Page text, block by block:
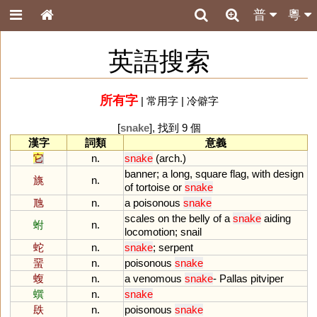
粵
普
英語搜索
所有字| 常用字| 冷僻字
[snake], 找到 9 個
漢字
詞類
意義
它
n. snake (arch.)
旐
n.
banner; a long, square flag, with design
of tortoise or snake
虺
n. a poisonous snake
蚹
n.
scales on the belly of a snake aiding
locomotion; snail
蛇
n. snake; serpent
蝁
n. poisonous snake
蝮
n. a venomous snake- Pallas pitviper
蟤
n.
snake
镻
n. poisonous snake